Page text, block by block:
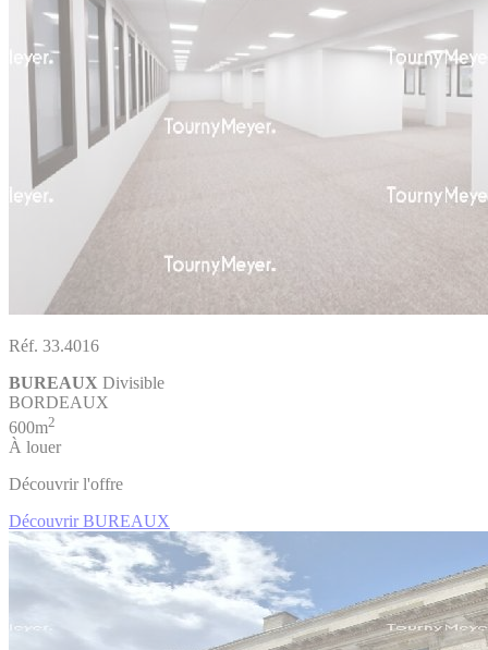
Réf. 33.4016
BUREAUX Divisible
BORDEAUX
600m2
À louer
Découvrir l'offre
Découvrir BUREAUX